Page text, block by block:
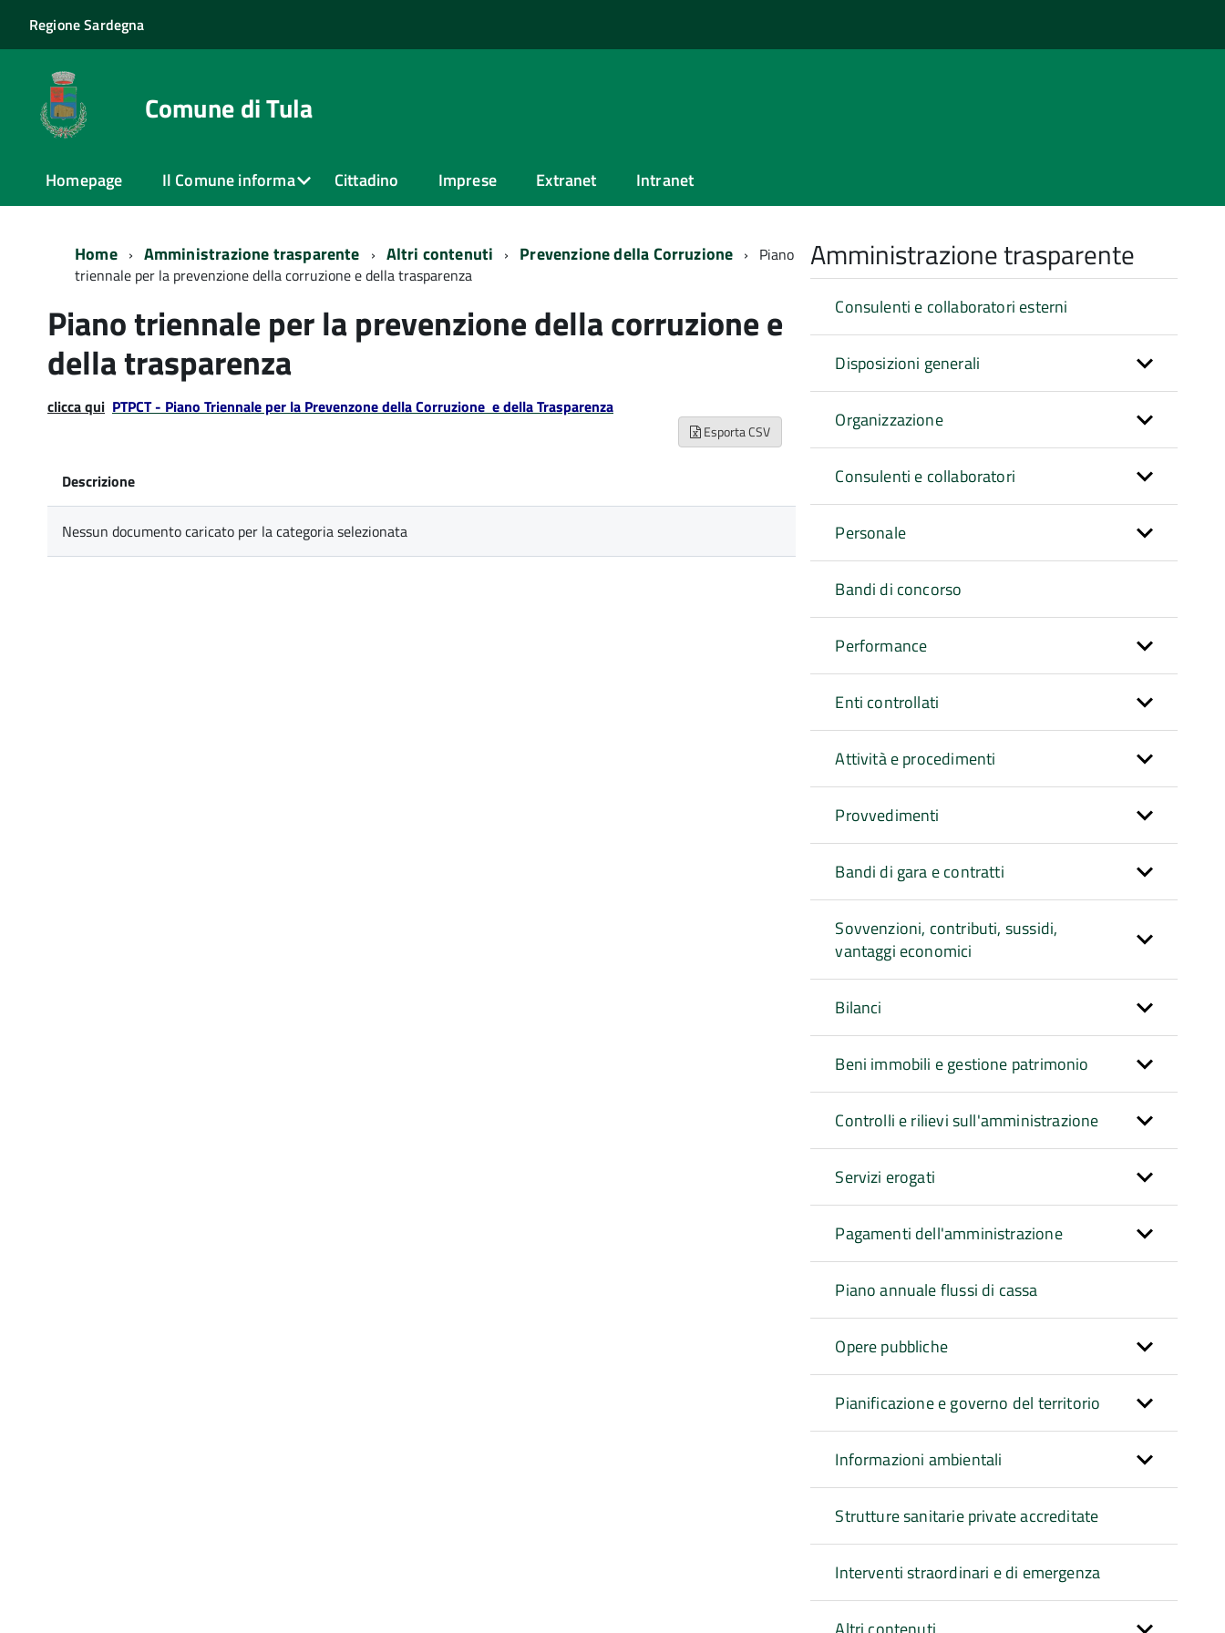
Regione Sardegna
Comune di Tula
Homepage Il Comune informa Cittadino Imprese Extranet Intranet
Home Amministrazione trasparente Altri contenuti Prevenzione della Corruzione
Piano
triennale per la prevenzione della corruzione e della trasparenza
Piano triennale per la prevenzione della corruzione e
della trasparenza
clicca qui PTPCT - Piano Triennale per la Prevenzone della Corruzione e della Trasparenza
Esporta CSV
Descrizione
Nessun documento caricato per la categoria selezionata
Amministrazione trasparente
Consulenti e collaboratori esterni
Disposizioni generali
Organizzazione
Consulenti e collaboratori
Personale
Bandi di concorso
Performance
Enti controllati
Attività e procedimenti
Provvedimenti
Bandi di gara e contratti
Sovvenzioni, contributi, sussidi,
vantaggi economici
Bilanci
Beni immobili e gestione patrimonio
Controlli e rilievi sull'amministrazione
Servizi erogati
Pagamenti dell'amministrazione
Piano annuale flussi di cassa
Opere pubbliche
Pianificazione e governo del territorio
Informazioni ambientali
Strutture sanitarie private accreditate
Interventi straordinari e di emergenza